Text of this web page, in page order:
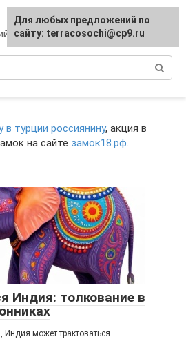
в турции россиянину, акция в
на сайте замок18.рф.
Индия: толкование в
может трактоваться
Для любых предложений по
сайту: terracosochi@cp9.ru